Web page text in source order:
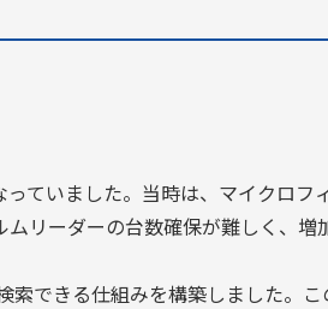
ていました。当時は、マイクロフ
リーダーの台数確保が難しく、増
索できる仕組みを構築しました。こ